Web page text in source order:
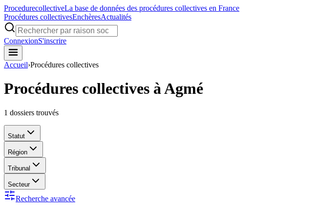
ProcedurecollectiveLa base de données des procédures collectives en France
Procédures collectivesEnchèresActualités
ConnexionS'inscrire
Accueil›Procédures collectives
Procédures collectives à Agmé
1 dossiers trouvés
Statut
Région
Tribunal
Secteur
Recherche avancée